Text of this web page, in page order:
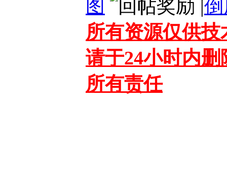
图
|
所有资源仅供
请于24小时内
所有责任